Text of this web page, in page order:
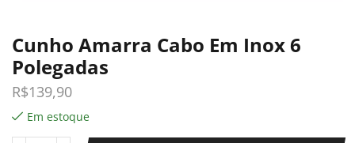
Cunho Amarra Cabo Em Inox 6
Polegadas
R$139,90
Em estoque